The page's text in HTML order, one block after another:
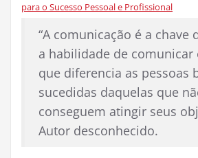
para o Sucesso Pessoal e Profissional
“A comunicação é a chave
a habilidade de comunicar
que diferencia as pessoas
sucedidas daquelas que
conseguem atingir seus
Autor desconhecido.